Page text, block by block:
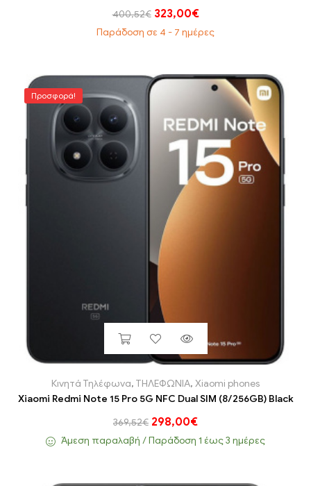
400,52€ 323,00€
Παράδοση σε 4 - 7 ημέρες
Προσφορά!
Κινητά Τηλέφωνα, ΤΗΛΕΦΩΝΙΑ, Xiaomi phones
Xiaomi Redmi Note 15 Pro 5G NFC Dual SIM (8/256GB) Black
369,52€ 298,00€
Άμεση παραλαβή / Παράδoση 1 έως 3 ημέρες